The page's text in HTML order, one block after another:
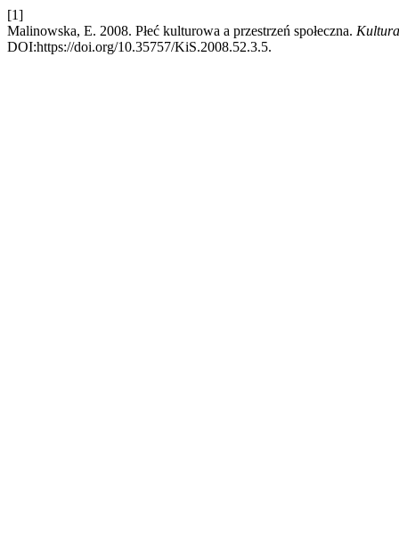
[1]
Malinowska, E. 2008. Płeć kulturowa a przestrzeń społeczna.
DOI:https://doi.org/10.35757/KiS.2008.52.3.5.